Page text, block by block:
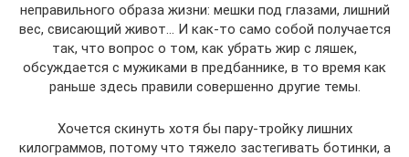
неправильного образа жизни: мешки под глазами, лишний
вес, свисающий живот… И как-то само собой получается
так, что вопрос о том, как убрать жир с ляшек,
обсуждается с мужиками в предбаннике, в то время как
раньше здесь правили совершенно другие темы.
Хочется скинуть хотя бы пару-тройку лишних
килограммов, потому что тяжело застегивать ботинки, а